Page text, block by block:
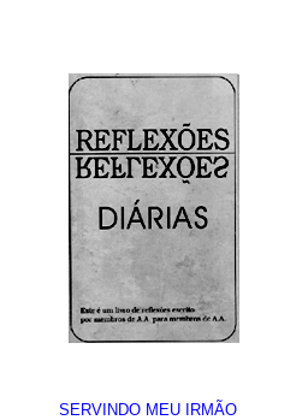
SERVINDO MEU IRMÃO